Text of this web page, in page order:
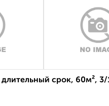
срок, 60м²,